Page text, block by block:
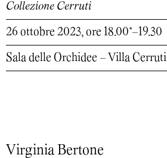
Collezione Cerruti
26 ottobre 2023, ore 18.00*–19.30
Sala delle Orchidee – Villa Cerruti
Virginia Bertone